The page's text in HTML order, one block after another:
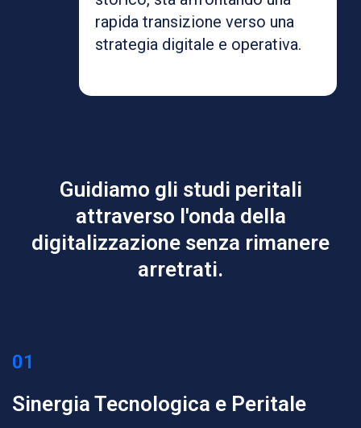
rapida transizione verso una
strategia digitale e operativa.
Guidiamo gli studi peritali
attraverso l'onda della
digitalizzazione senza rimanere
arretrati.
01
Sinergia Tecnologica e Peritale